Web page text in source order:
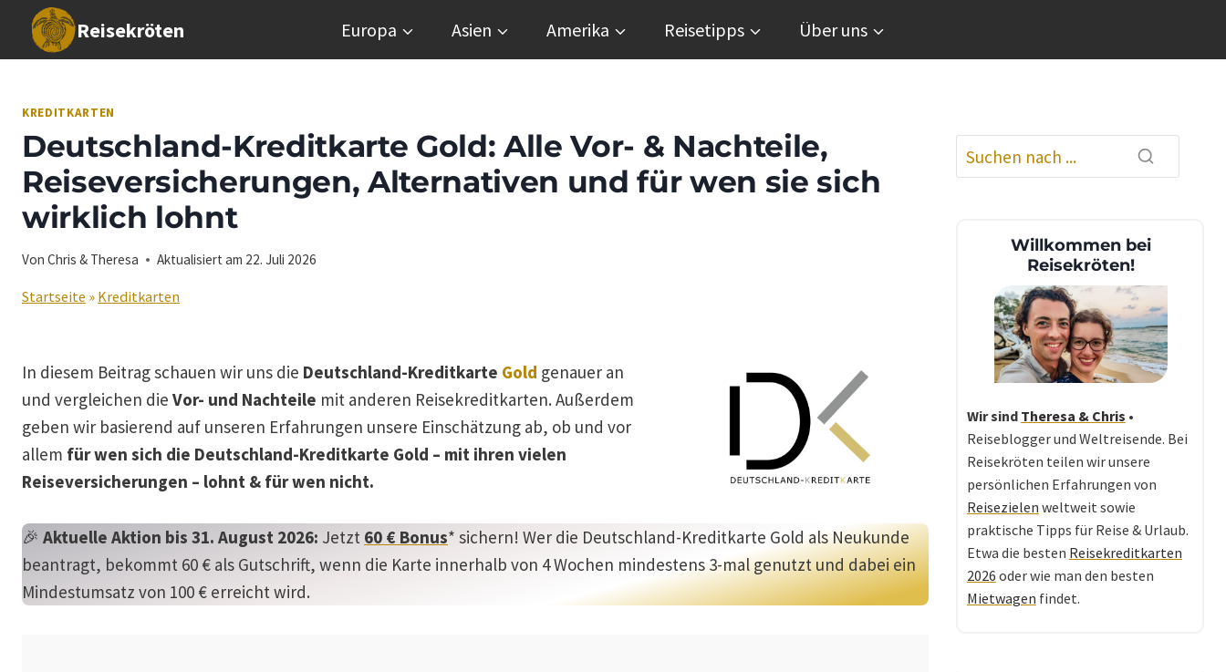
Inhalt
Reisekröten Europa Asien Amerika Reisetipps Über uns
KREDITKARTEN
Deutschland-Kreditkarte Gold: Alle Vor- & Nachteile,
Reiseversicherungen, Alternativen und für wen sie sich
wirklich lohnt
Von Chris & Theresa Aktualisiert am 22. Juli 2026
Startseite » Kreditkarten
In diesem Beitrag schauen wir uns die Deutschland-Kreditkarte Gold genauer an
und vergleichen die Vor- und Nachteile mit anderen Reisekreditkarten. Außerdem
geben wir basierend auf unseren Erfahrungen unsere Einschätzung ab, ob und vor
allem für wen sich die Deutschland-Kreditkarte Gold – mit ihren vielen
Reiseversicherungen – lohnt & für wen nicht.
🎉 Aktuelle Aktion bis 31. August 2026: Jetzt 60 € Bonus* sichern! Wer die Deutschland-Kreditkarte Gold als Neukunde
beantragt, bekommt 60 € als Gutschrift, wenn die Karte innerhalb von 4 Wochen mindestens 3-mal genutzt und dabei ein
Mindestumsatz von 100 € erreicht wird.
Willkommen bei
Reisekröten!
Wir sind Theresa & Chris •
Reiseblogger und Weltreisende. Bei
Reisekröten teilen wir unsere
persönlichen Erfahrungen von
Reisezielen weltweit sowie
praktische Tipps für Reise & Urlaub.
Etwa die besten Reisekreditkarten
2026 oder wie man den besten
Mietwagen findet.